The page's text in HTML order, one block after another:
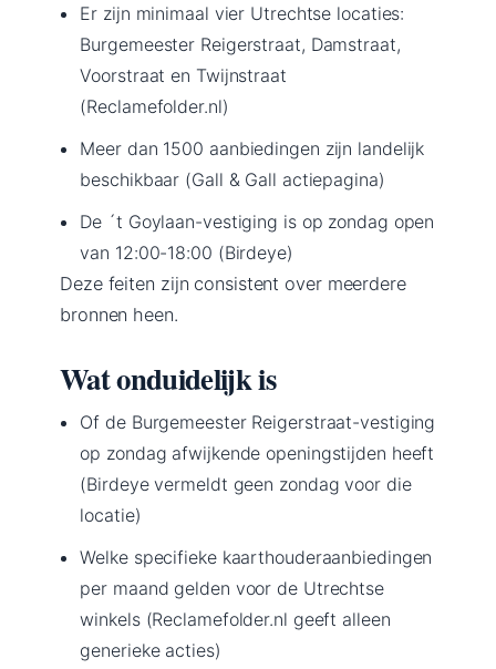
Er zijn minimaal vier Utrechtse locaties:
Burgemeester Reigerstraat, Damstraat,
Voorstraat en Twijnstraat
(Reclamefolder.nl)
Meer dan 1500 aanbiedingen zijn landelijk
beschikbaar (Gall & Gall actiepagina)
De ´t Goylaan-vestiging is op zondag open
van 12:00-18:00 (Birdeye)
Deze feiten zijn consistent over meerdere
bronnen heen.
Wat onduidelijk is
Of de Burgemeester Reigerstraat-vestiging
op zondag afwijkende openingstijden heeft
(Birdeye vermeldt geen zondag voor die
locatie)
Welke specifieke kaarthouderaanbiedingen
per maand gelden voor de Utrechtse
winkels (Reclamefolder.nl geeft alleen
generieke acties)